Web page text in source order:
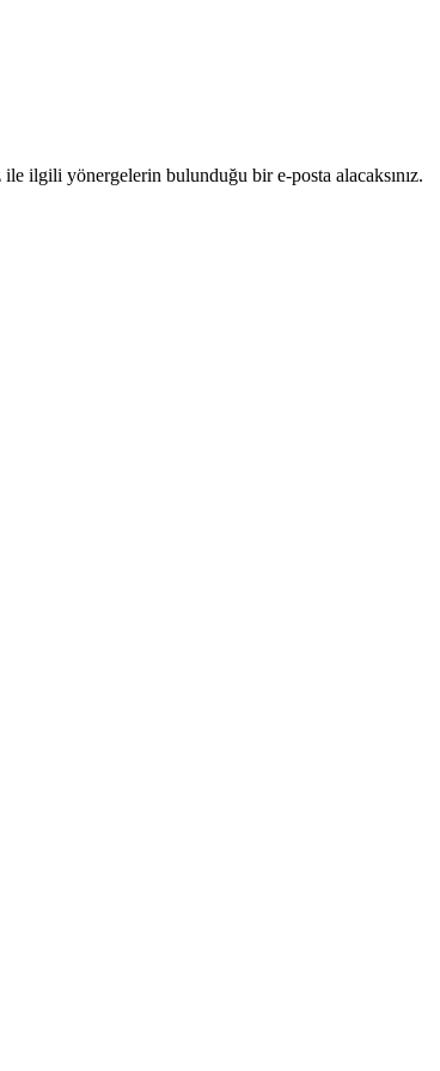
ile ilgili yönergelerin bulunduğu bir e-posta alacaksınız.